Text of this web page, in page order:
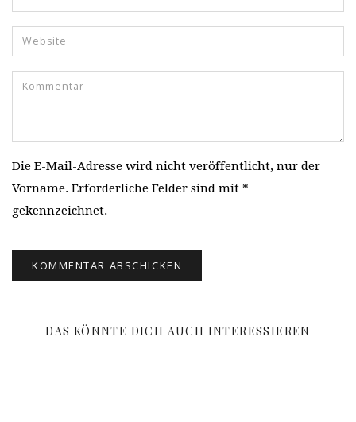
Die E-Mail-Adresse wird nicht veröffentlicht, nur der
Vorname. Erforderliche Felder sind mit *
gekennzeichnet.
DAS KÖNNTE DICH AUCH INTERESSIEREN